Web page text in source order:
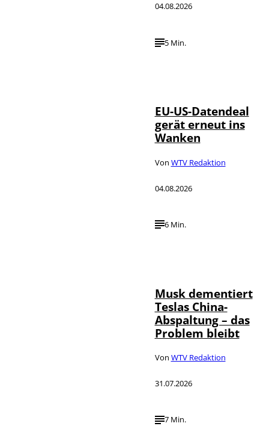
04.08.2026
5 Min.
EU-US-Datendeal
gerät erneut ins
Wanken
Von WTV Redaktion
04.08.2026
6 Min.
Musk dementiert
Teslas China-
Abspaltung – das
Problem bleibt
Von WTV Redaktion
31.07.2026
7 Min.